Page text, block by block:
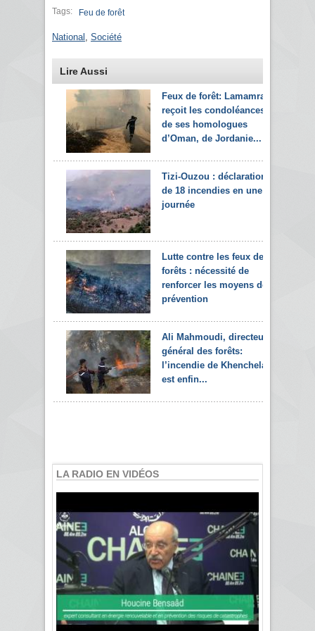
Tags: Feu de forêt
National Société
Lire Aussi
Feux de forêt: Lamamra
reçoit les condoléances
de ses homologues
d’Oman, de Jordanie...
Tizi-Ouzou : déclaration
de 18 incendies en une
journée
Lutte contre les feux de
forêts : nécessité de
renforcer les moyens de
prévention
Ali Mahmoudi, directeur
général des forêts:
l’incendie de Khenchela
est enfin...
LA RADIO EN VIDÉOS